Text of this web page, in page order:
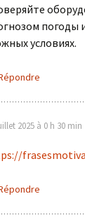
погоды
условиях.
2025 à 0 h 30 min